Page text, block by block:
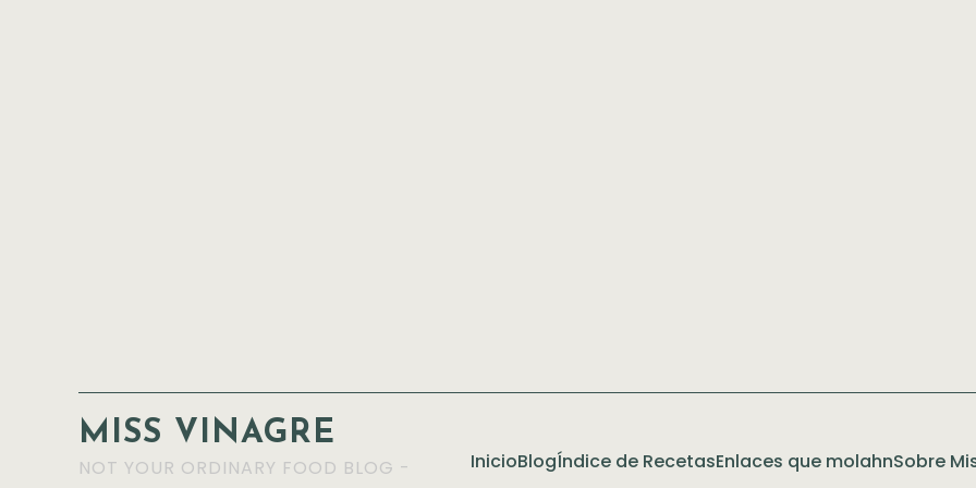
MISS VINAGRE
NOT YOUR ORDINARY FOOD BLOG -
InicioBlogÍndice de RecetasEnlaces que molahnSobre